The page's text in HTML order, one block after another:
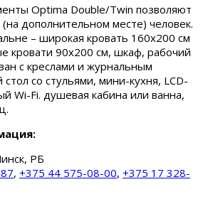
Optima Double/Twin позволяют
дополнительном месте) человек.
– широкая кровать 160х200 см
кровати 90х200 см, шкаф, рабочий
с креслами и журнальным
со стульями, мини-кухня, LCD-
Wi-Fi. душевая кабина или ванна,
РБ
, +375 44 575-08-00, +375 17 328-